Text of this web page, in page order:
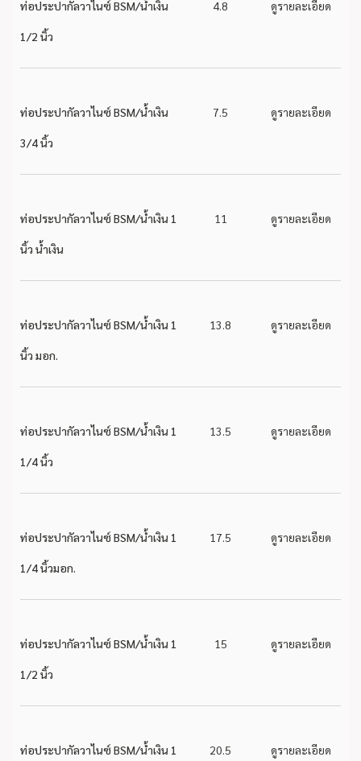
ท่อประปากัลวาไนซ์ BSM/น้ำเงิน
1/2 นิ้ว
4.8 ดูรายละเอียด
ท่อประปากัลวาไนซ์ BSM/น้ำเงิน
3/4 นิ้ว
7.5 ดูรายละเอียด
ท่อประปากัลวาไนซ์ BSM/น้ำเงิน 1
นิ้ว น้ำเงิน
11 ดูรายละเอียด
ท่อประปากัลวาไนซ์ BSM/น้ำเงิน 1
นิ้ว มอก.
13.8 ดูรายละเอียด
ท่อประปากัลวาไนซ์ BSM/น้ำเงิน 1
1/4 นิ้ว
13.5 ดูรายละเอียด
ท่อประปากัลวาไนซ์ BSM/น้ำเงิน 1
1/4 นิ้วมอก.
17.5 ดูรายละเอียด
ท่อประปากัลวาไนซ์ BSM/น้ำเงิน 1
1/2 นิ้ว
15 ดูรายละเอียด
ท่อประปากัลวาไนซ์ BSM/น้ำเงิน 1 20.5 ดูรายละเอียด